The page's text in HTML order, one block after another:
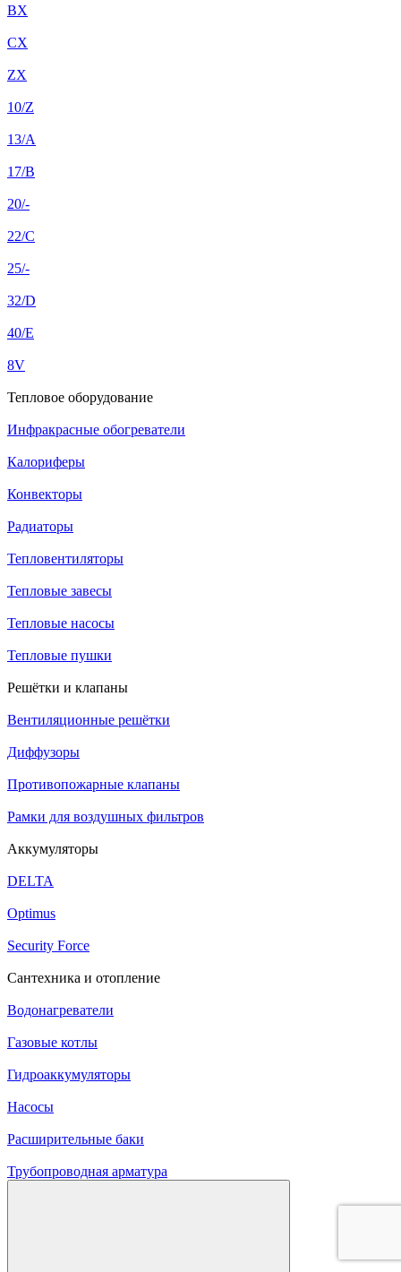
BX
CX
ZX
10/Z
13/A
17/B
20/-
22/C
25/-
32/D
40/E
8V
Тепловое оборудование
Инфракрасные обогреватели
Калориферы
Конвекторы
Радиаторы
Тепловентиляторы
Тепловые завесы
Тепловые насосы
Тепловые пушки
Решётки и клапаны
Вентиляционные решётки
Диффузоры
Противопожарные клапаны
Рамки для воздушных фильтров
Аккумуляторы
DELTA
Optimus
Security Force
Сантехника и отопление
Водонагреватели
Газовые котлы
Гидроаккумуляторы
Насосы
Расширительные баки
Трубопроводная арматура